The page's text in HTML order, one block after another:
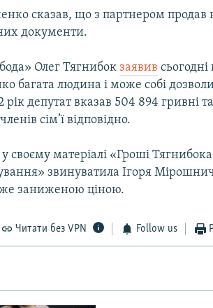
сказав, що з партнером продав
документи.
Олег Тягнибокзаявив
багата людина і може собі
рік депутат вказав 504 894 гривні
сім’ї відповідно.
своєму матеріалі «Гроші
звинуватила Ігоря
заниженою ціною.
Читати без VPN Follow us